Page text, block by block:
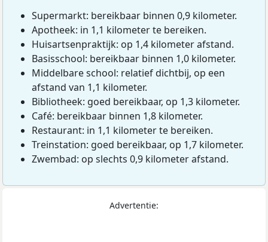
Supermarkt: bereikbaar binnen 0,9 kilometer.
Apotheek: in 1,1 kilometer te bereiken.
Huisartsenpraktijk: op 1,4 kilometer afstand.
Basisschool: bereikbaar binnen 1,0 kilometer.
Middelbare school: relatief dichtbij, op een
afstand van 1,1 kilometer.
Bibliotheek: goed bereikbaar, op 1,3 kilometer.
Café: bereikbaar binnen 1,8 kilometer.
Restaurant: in 1,1 kilometer te bereiken.
Treinstation: goed bereikbaar, op 1,7 kilometer.
Zwembad: op slechts 0,9 kilometer afstand.
Advertentie: